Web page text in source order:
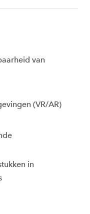
van
(VR/AR)
in